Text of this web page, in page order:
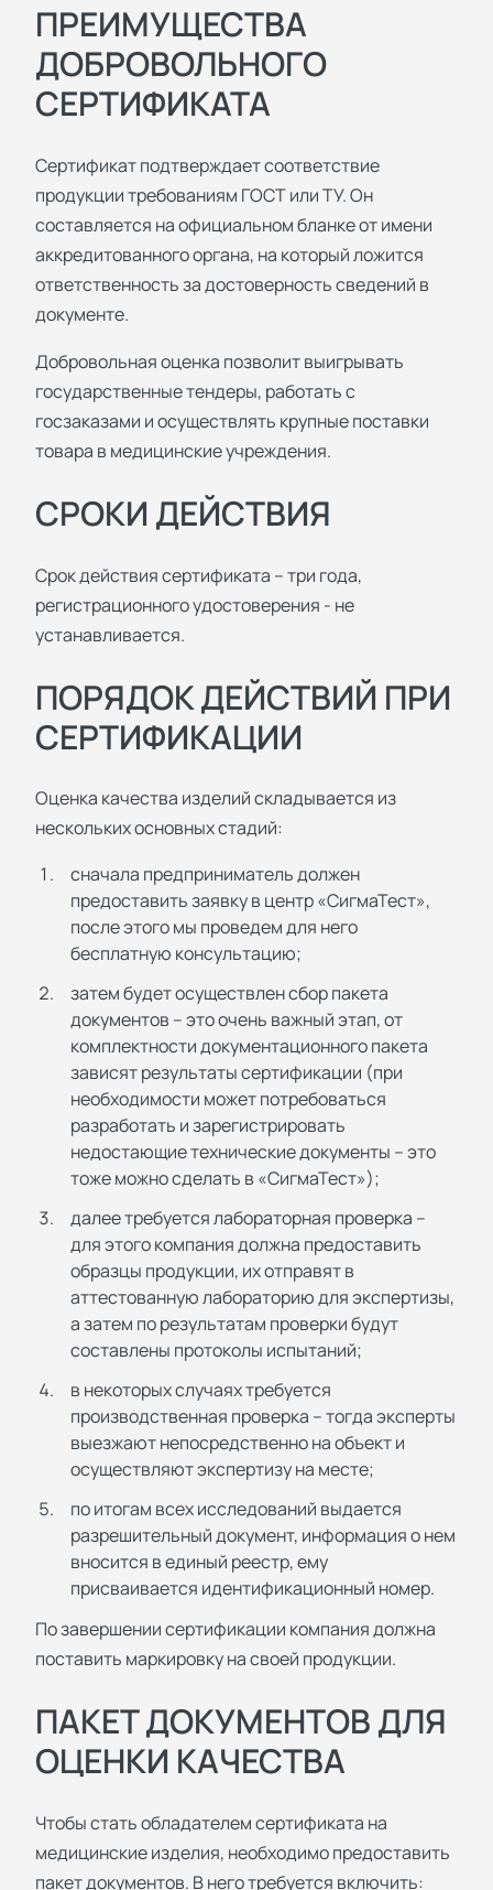
ПРЕИМУЩЕСТВА
ДОБРОВОЛЬНОГО
СЕРТИФИКАТА
Сертификат подтверждает соответствие
продукции требованиям ГОСТ или ТУ. Он
составляется на официальном бланке от имени
аккредитованного органа, на который ложится
ответственность за достоверность сведений в
документе.
Добровольная оценка позволит выигрывать
государственные тендеры, работать с
госзаказами и осуществлять крупные поставки
товара в медицинские учреждения.
СРОКИ ДЕЙСТВИЯ
Срок действия сертификата – три года,
регистрационного удостоверения - не
устанавливается.
ПОРЯДОК ДЕЙСТВИЙ ПРИ
СЕРТИФИКАЦИИ
Оценка качества изделий складывается из
нескольких основных стадий:
сначала предприниматель должен
предоставить заявку в центр «СигмаТест»,
после этого мы проведем для него
бесплатную консультацию;
затем будет осуществлен сбор пакета
документов – это очень важный этап, от
комплектности документационного пакета
зависят результаты сертификации (при
необходимости может потребоваться
разработать и зарегистрировать
недостающие технические документы – это
тоже можно сделать в «СигмаТест»);
далее требуется лабораторная проверка –
для этого компания должна предоставить
образцы продукции, их отправят в
аттестованную лабораторию для экспертизы,
а затем по результатам проверки будут
составлены протоколы испытаний;
в некоторых случаях требуется
производственная проверка – тогда эксперты
выезжают непосредственно на объект и
осуществляют экспертизу на месте;
по итогам всех исследований выдается
разрешительный документ, информация о нем
вносится в единый реестр, ему
присваивается идентификационный номер.
По завершении сертификации компания должна
поставить маркировку на своей продукции.
ПАКЕТ ДОКУМЕНТОВ ДЛЯ
ОЦЕНКИ КАЧЕСТВА
Чтобы стать обладателем сертификата на
медицинские изделия, необходимо предоставить
пакет документов. В него требуется включить: